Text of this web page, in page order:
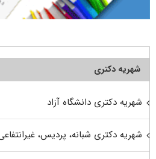
شهریه دکتری
شهریه دکتری دانشگاه آزاد
شهریه دکتری شبانه، پردیس،